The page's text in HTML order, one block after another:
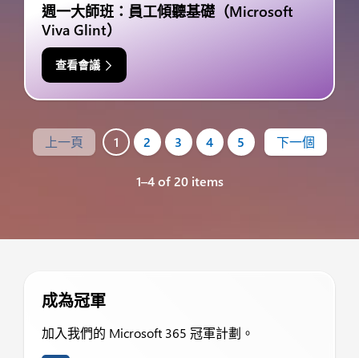
週一大師班：員工傾聽基礎（Microsoft
Viva Glint）
查看會議
上一頁 1 2 3 4 5 下一個
1–4 of 20 items
成為冠軍
加入我們的 Microsoft 365 冠軍計劃。